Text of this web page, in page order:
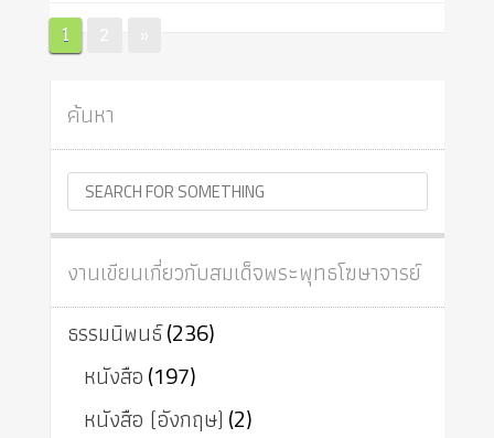
Posts
pagination
Page
1
ค้นหา
งานเขียนเกี่ยวกับสมเด็จพระพุทธโฆษาจารย์
ธรรมนิพนธ์(236)
หนังสือ(197)
หนังสือ (อังกฤษ) (2)